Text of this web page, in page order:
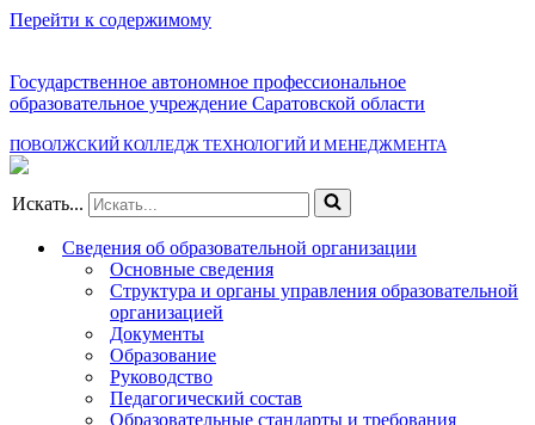
Перейти к содержимому
Государственное автономное профессиональное
образовательное учреждение Саратовской области
ПОВОЛЖСКИЙ КОЛЛЕДЖ ТЕХНОЛОГИЙ И МЕНЕДЖМЕНТА
Искать...
Сведения об образовательной организации
Основные сведения
Структура и органы управления образовательной
организацией
Документы
Образование
Руководство
Педагогический состав
Образовательные стандарты и требования